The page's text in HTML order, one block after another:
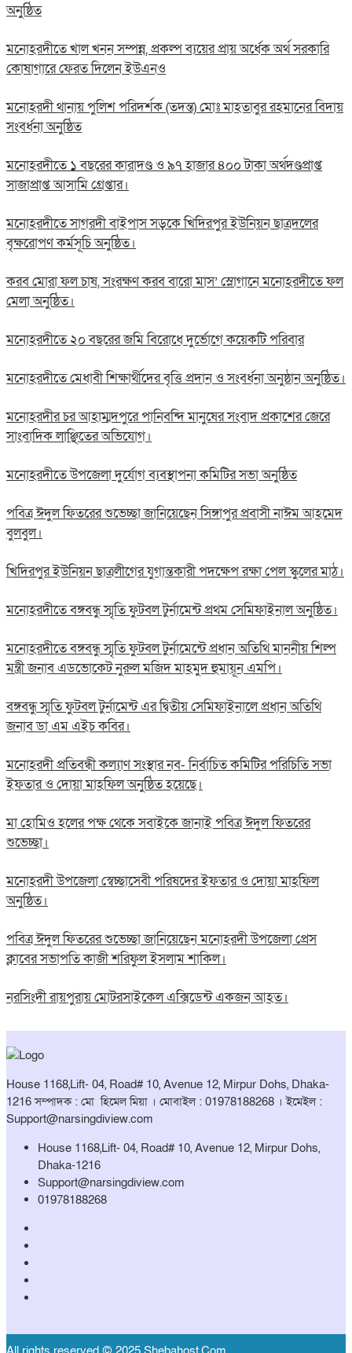
অনুষ্ঠিত
মনোহরদীতে খাল খনন সম্পন্ন, প্রকল্প ব্যয়ের প্রায় অর্ধেক অর্থ সরকারি
কোষাগারে ফেরত দিলেন ইউএনও
মনোহরদী থানায় পুলিশ পরিদর্শক (তদন্ত) মোঃ মাহতাবুর রহমানের বিদায়
সংবর্ধনা অনুষ্ঠিত
মনোহরদীতে ১ বছরের কারাদণ্ড ও ৯৭ হাজার ৪০০ টাকা অর্থদণ্ডপ্রাপ্ত
সাজাপ্রাপ্ত আসামি গ্রেপ্তার।
মনোহরদীতে সাগরদী বাইপাস সড়কে খিদিরপুর ইউনিয়ন ছাত্রদলের
বৃক্ষরোপণ কর্মসূচি অনুষ্ঠিত।
করব মোরা ফল চাষ, সংরক্ষণ করব বারো মাস’ স্লোগানে মনোহরদীতে ফল
মেলা অনুষ্ঠিত।
মনোহরদীতে ২০ বছরের জমি বিরোধে দুর্ভোগে কয়েকটি পরিবার
মনোহরদীতে মেধাবী শিক্ষার্থীদের বৃত্তি প্রদান ও সংবর্ধনা অনুষ্ঠান অনুষ্ঠিত।
মনোহরদীর চর আহাম্মদপুরে পানিবন্দি মানুষের সংবাদ প্রকাশের জেরে
সাংবাদিক লাঞ্ছিতের অভিযোগ।
মনোহরদীতে উপজেলা দুর্যোগ ব্যবস্থাপনা কমিটির সভা অনুষ্ঠিত
পবিত্র ঈদুল ফিতরের শুভেচ্ছা জানিয়েছেন সিঙ্গাপুর প্রবাসী নাঈম আহমেদ
বুলবুল।
খিদিরপুর ইউনিয়ন ছাত্রলীগের যুগান্তকারী পদক্ষেপ রক্ষা পেল স্কুলের মাঠ।
মনোহরদীতে বঙ্গবন্ধু স্মৃতি ফুটবল টুর্নামেন্ট প্রথম সেমিফাইনাল অনুষ্ঠিত।
মনোহরদীতে বঙ্গবন্ধু স্মৃতি ফুটবল টুর্নামেন্টে প্রধান অতিথি মাননীয় শিল্প
মন্ত্রী জনাব এডভোকেট নুরুল মজিদ মাহমুদ হুমায়ূন এমপি।
বঙ্গবন্ধু স্মৃতি ফুটবল টুর্নামেন্ট এর দ্বিতীয় সেমিফাইনালে প্রধান অতিথি
জনাব ডা এম এইচ কবির।
মনোহরদী প্রতিবন্ধী কল্যাণ সংস্থার নব- নির্বাচিত কমিটির পরিচিতি সভা
ইফতার ও দোয়া মাহফিল অনুষ্ঠিত হয়েছে।
মা হোমিও হলের পক্ষ থেকে সবাইকে জানাই পবিত্র ঈদুল ফিতরের
শুভেচ্ছা।
মনোহরদী উপজেলা স্বেচ্ছাসেবী পরিষদের ইফতার ও দোয়া মাহফিল
অনুষ্ঠিত।
পবিত্র ঈদুল ফিতরের শুভেচ্ছা জানিয়েছেন মনোহরদী উপজেলা প্রেস
ক্লাবের সভাপতি কাজী শরিফুল ইসলাম শাকিল।
নরসিংদী রায়পুরায় মোটরসাইকেল এক্সিডেন্ট একজন আহত।
House 1168,Lift- 04, Road# 10, Avenue 12, Mirpur Dohs, Dhaka-
1216 সম্পাদক : মো হিমেল মিয়া । মোবাইল : 01978188268 । ইমেইল :
Support@narsingdiview.com
House 1168,Lift- 04, Road# 10, Avenue 12, Mirpur Dohs,
Dhaka-1216
Support@narsingdiview.com
01978188268